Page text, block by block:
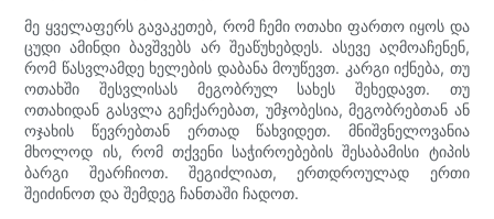
მე ყველაფერს გავაკეთებ, რომ ჩემი ოთახი ფართო იყოს და
ცუდი ამინდი ბავშვებს არ შეაწუხებდეს. ასევე აღმოაჩენენ,
რომ წასვლამდე ხელების დაბანა მოუწევთ. კარგი იქნება, თუ
ოთახში შესვლისას მეგობრულ სახეს შეხედავთ. თუ
ოთახიდან გასვლა გეჩქარებათ, უმჯობესია, მეგობრებთან ან
ოჯახის წევრებთან ერთად წახვიდეთ. მნიშვნელოვანია
მხოლოდ ის, რომ თქვენი საჭიროებების შესაბამისი ტიპის
ბარგი შეარჩიოთ. შეგიძლიათ, ერთდროულად ერთი
შეიძინოთ და შემდეგ ჩანთაში ჩადოთ.